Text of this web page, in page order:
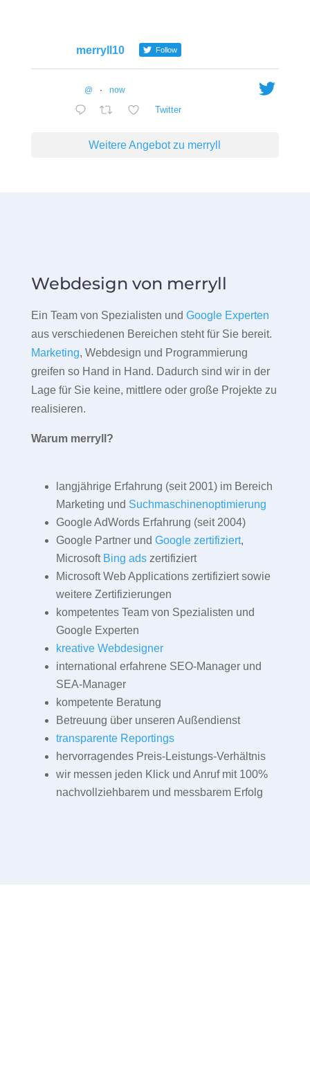
merryll10 Follow
@ · now
Twitter
Weitere Angebot zu merryll
Webdesign von merryll
Ein Team von Spezialisten und Google Experten
aus verschiedenen Bereichen steht für Sie bereit.
Marketing, Webdesign und Programmierung
greifen so Hand in Hand. Dadurch sind wir in der
Lage für Sie keine, mittlere oder große Projekte zu
realisieren.
Warum merryll?
langjährige Erfahrung (seit 2001) im Bereich
Marketing und Suchmaschinenoptimierung
Google AdWords Erfahrung (seit 2004)
Google Partner und Google zertifiziert,
Microsoft Bing adszertifiziert
Microsoft Web Applications zertifiziert sowie
weitere Zertifizierungen
kompetentes Team von Spezialisten und
Google Experten
kreative Webdesigner
international erfahrene SEO-Manager und
SEA-Manager
kompetente Beratung
Betreuung über unseren Außendienst
transparente Reportings
hervorragendes Preis-Leistungs-Verhältnis
wir messen jeden Klick und Anruf mit 100%
nachvollziehbarem und messbarem Erfolg